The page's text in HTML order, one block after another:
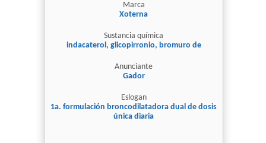
Marca
Xoterna
Sustancia química
indacaterol, glicopirronio, bromuro de
Anunciante
Gador
Eslogan
1a. formulación broncodilatadora dual de dosis
única diaria